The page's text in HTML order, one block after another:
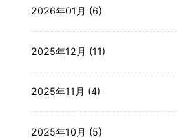
2026年01月 (6)
2025年12月 (11)
2025年11月 (4)
2025年10月 (5)